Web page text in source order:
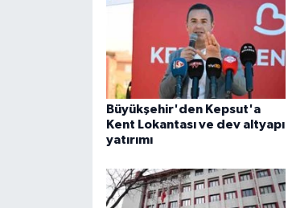
Büyükşehir'den Kepsut'a
Kent Lokantası ve dev altyapı
yatırımı